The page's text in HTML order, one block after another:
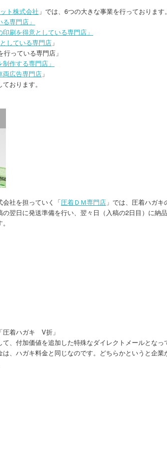
ト株式会社 」では、6つの大きな事業を行っております。
専門店」
刷を得意としている専門店」
している専門店 」
行っている専門店」
作する専門店」
両広告専門店 」
おります。
社を担っていく「圧着ＤＭ専門店 」では、圧着ハガ
翌日に発送準備を行い、翌々日（入稿の2日目）に納
圧着ハガキ V折」
、付加価値を追加した特殊なダイレクトメールとな
、ハガキ料金と同じなのです。どちらかというと企